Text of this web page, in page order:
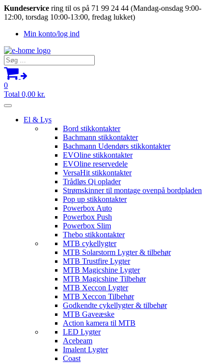
Kundeservice ring til os på 71 99 24 44 (Mandag-onsdag 9:00-
12:00, torsdag 10:00-13:00, fredag lukket)
Min konto/log ind
Søg
efter:
0
Total 0,00 kr.
El & Lys
Bord stikkontakter
Bachmann stikkontakter
Bachmann Udendørs stikkontakter
EVOline stikkontakter
EVOline reservedele
VersaHit stikkontakter
Trådløs Qi oplader
Strømskinner til montage ovenpå bordpladen
Pop up stikkontakter
Powerbox Auto
Powerbox Push
Powerbox Slim
Thebo stikkontakter
MTB cykellygter
MTB Solarstorm Lygter & tilbehør
MTB Trustfire Lygter
MTB Magicshine Lygter
MTB Magicshine Tilbehør
MTB Xeccon Lygter
MTB Xeccon Tilbehør
Godkendte cykellygter & tilbehør
MTB Gaveæske
Action kamera til MTB
LED Lygter
Acebeam
Imalent Lygter
Coast